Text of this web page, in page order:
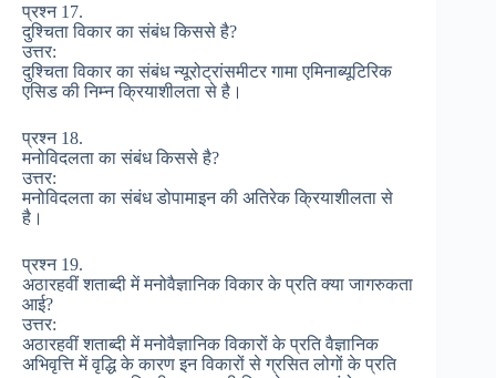
प्रश्न 17.
दुश्चिता विकार का संबंध किससे है?
उत्तर:
दुश्चिता विकार का संबंध न्यूरोट्रांसमीटर गामा एमिनाब्यूटिरिक
एसिड की निम्न क्रियाशीलता से है।
प्रश्न 18.
मनोविदलता का संबंध किससे है?
उत्तर:
मनोविदलता का संबंध डोपामाइन की अतिरेक क्रियाशीलता से
है।
प्रश्न 19.
अठारहवीं शताब्दी में मनोवैज्ञानिक विकार के प्रति क्या जागरुकता
आई?
उत्तर:
अठारहवीं शताब्दी में मनोवैज्ञानिक विकारों के प्रति वैज्ञानिक
अभिवृत्ति में वृद्धि के कारण इन विकारों से ग्रसित लोगों के प्रति